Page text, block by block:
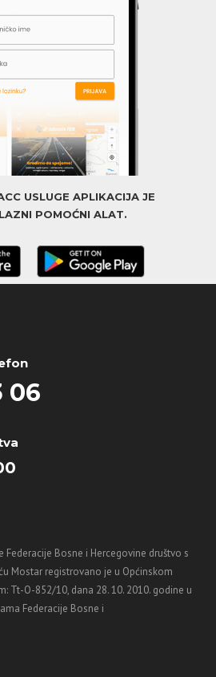
USLUGE APLIKACIJA JE
POMOĆNI ALAT.
06
Federacije Bosne i Hercegovine društvo s
Mostar registrovano je u Općinskom
Tt-O-852/10, dana 28. 10. 2010. godine u
Federacije Bosne i